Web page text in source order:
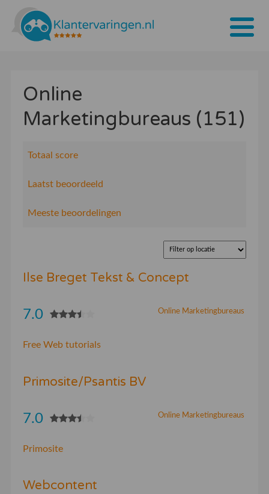
Tarieven
Bedrijven
Online
Marketingbureaus (151)
Totaal score
Laatst beoordeeld
Meeste beoordelingen
Ilse Breget Tekst & Concept
Online Marketingbureaus
7.0
Free Web tutorials
Primosite/Psantis BV
Online Marketingbureaus
7.0
Primosite
Webcontent